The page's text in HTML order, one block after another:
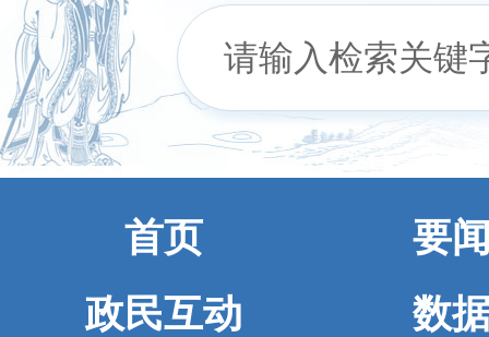
首页
要
政民互动
数